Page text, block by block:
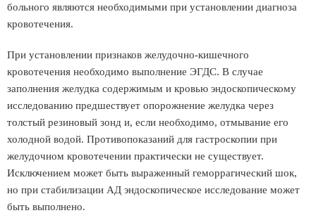
больного являются необходимыми при установлении диагноза
кровотечения.
При установлении признаков желудочно-кишечного
кровотечения необходимо выполнение ЭГДС. В случае
заполнения желудка содержимым и кровью эндоскопическому
исследованию предшествует опорожнение желудка через
толстый резиновый зонд и, если необходимо, отмывание его
холодной водой. Противопоказаний для гастроскопии при
желудочном кровотечении практически не существует.
Исключением может быть выраженный геморрагический шок,
но при стабилизации АД эндоскопическое исследование может
быть выполнено.